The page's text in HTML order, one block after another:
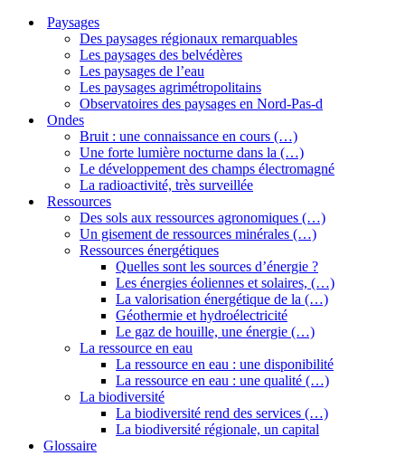
Paysages
Des paysages régionaux remarquables
Les paysages des belvédères
Les paysages de l’eau
Les paysages agrimétropolitains
Observatoires des paysages en Nord-Pas-d
Ondes
Bruit : une connaissance en cours (…)
Une forte lumière nocturne dans la (…)
Le développement des champs électromagné
La radioactivité, très surveillée
Ressources
Des sols aux ressources agronomiques (…)
Un gisement de ressources minérales (…)
Ressources énergétiques
Quelles sont les sources d’énergie ?
Les énergies éoliennes et solaires, (…)
La valorisation énergétique de la (…)
Géothermie et hydroélectricité
Le gaz de houille, une énergie (…)
La ressource en eau
La ressource en eau : une disponibilité
La ressource en eau : une qualité (…)
La biodiversité
La biodiversité rend des services (…)
La biodiversité régionale, un capital
Glossaire